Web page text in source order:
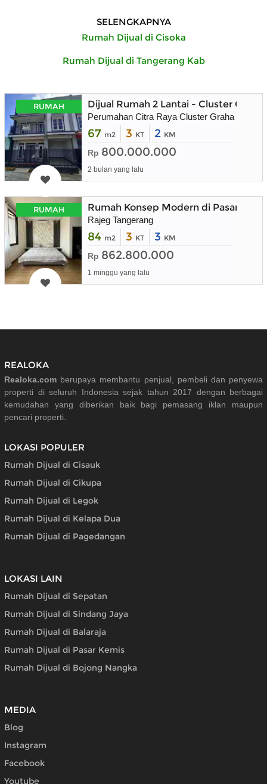
SELENGKAPNYA
Rumah Dijual di Cisoka
Rumah Dijual di Tangerang Kab
RUMAH Dijual Rumah 2 Lantai - Cluster Graha
Perumahan Citra Raya Cluster Graha
67 m2 3 KT 2 KM
Rp 800.000.000
2 bulan yang lalu
RUMAH Rumah Konsep Modern di Pasar
Rajeg Tangerang
84 m2 3 KT 3 KM
Rp 862.800.000
1 minggu yang lalu
REALOKA
Realoka.com berupaya membantu penjual, pembeli dan penyewa
properti di seluruh Indonesia sejak tahun 2017 dengan berbagai
kemudahan yang diberikan baik bagi pemasang iklan maupun
pencari properti.
LOKASI POPULER
Rumah Dijual di Cisauk
Rumah Dijual di Cikupa
Rumah Dijual di Legok
Rumah Dijual di Kelapa Dua
Rumah Dijual di Pagedangan
LOKASI LAIN
Rumah Dijual di Sepatan
Rumah Dijual di Sindang Jaya
Rumah Dijual di Balaraja
Rumah Dijual di Pasar Kemis
Rumah Dijual di Bojong Nangka
MEDIA
Blog
Instagram
Facebook
Youtube